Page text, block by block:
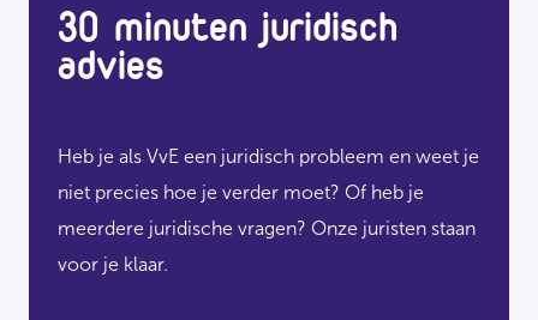
30 minuten juridisch
advies
Heb je als VvE een juridisch probleem en weet je
niet precies hoe je verder moet? Of heb je
meerdere juridische vragen? Onze juristen staan
voor je klaar.